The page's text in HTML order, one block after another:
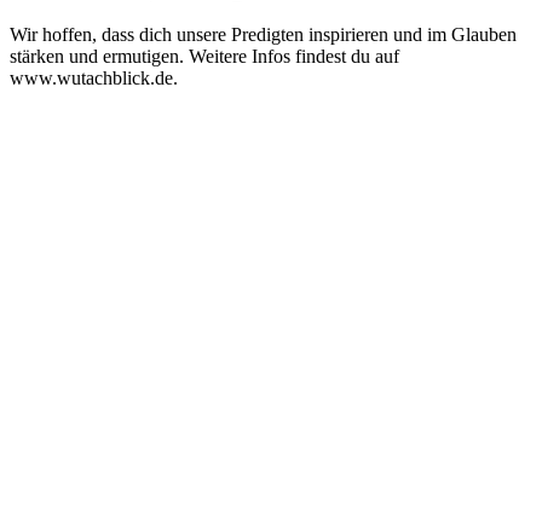
Wir hoffen, dass dich unsere Predigten inspirieren und im Glauben
stärken und ermutigen. Weitere Infos findest du auf
www.wutachblick.de.